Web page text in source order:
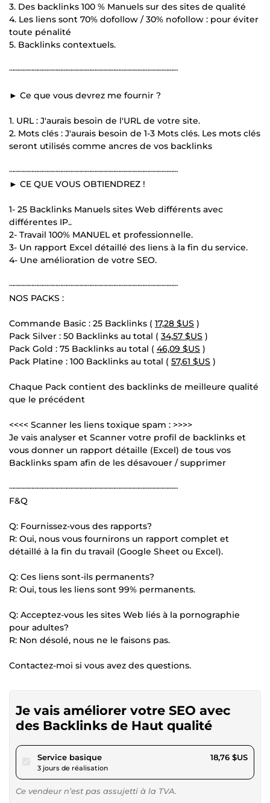
3. Des backlinks 100 % Manuels sur des sites de qualité
4. Les liens sont 70% dofollow / 30% nofollow : pour éviter
toute pénalité
5. Backlinks contextuels.
┄┄┄┄┄┄┄┄┄┄┄┄┄┄┄┄┄┄┄┄┄┄┄┄┄┄┄┄┄┄┄┄┄┄┄
► Ce que vous devrez me fournir ?
1. URL : J'aurais besoin de l'URL de votre site.
2. Mots clés : J'aurais besoin de 1-3 Mots clés. Les mots clés
seront utilisés comme ancres de vos backlinks
┄┄┄┄┄┄┄┄┄┄┄┄┄┄┄┄┄┄┄┄┄┄┄┄┄┄┄┄┄┄┄┄┄┄┄
► CE QUE VOUS OBTIENDREZ !
1- 25 Backlinks Manuels sites Web différents avec
différentes IP..
2- Travail 100% MANUEL et professionnelle.
3- Un rapport Excel détaillé des liens à la fin du service.
4- Une amélioration de votre SEO.
┄┄┄┄┄┄┄┄┄┄┄┄┄┄┄┄┄┄┄┄┄┄┄┄┄┄┄┄┄┄┄┄┄┄┄
NOS PACKS :
Commande Basic : 25 Backlinks ( 17,28 $US )
Pack Silver : 50 Backlinks au total ( 34,57 $US )
Pack Gold : 75 Backlinks au total ( 46,09 $US )
Pack Platine : 100 Backlinks au total ( 57,61 $US )
Chaque Pack contient des backlinks de meilleure qualité
que le précédent
<<<< Scanner les liens toxique spam : >>>>
Je vais analyser et Scanner votre profil de backlinks et
vous donner un rapport détaille (Excel) de tous vos
Backlinks spam afin de les désavouer / supprimer
┄┄┄┄┄┄┄┄┄┄┄┄┄┄┄┄┄┄┄┄┄┄┄┄┄┄┄┄┄┄┄┄┄┄┄
F&Q
Q: Fournissez-vous des rapports?
R: Oui, nous vous fournirons un rapport complet et
détaillé à la fin du travail (Google Sheet ou Excel).
Q: Ces liens sont-ils permanents?
R: Oui, tous les liens sont 99% permanents.
Q: Acceptez-vous les sites Web liés à la pornographie
pour adultes?
R: Non désolé, nous ne le faisons pas.
Contactez-moi si vous avez des questions.
Je vais améliorer votre SEO avec
des Backlinks de Haut qualité
Service basiquepour 17,28 $US
3 jours de réalisation
18,76 $US
Ce vendeur n’est pas assujetti à la TVA.